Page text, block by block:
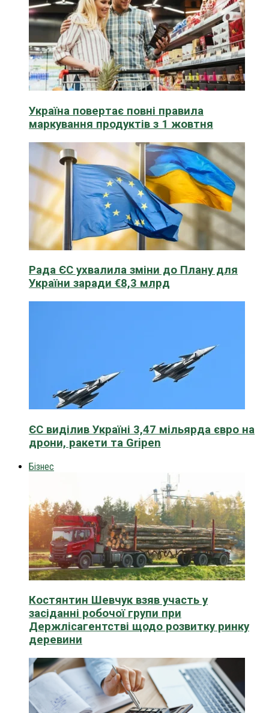
Україна повертає повні правила
маркування продуктів з 1 жовтня
Рада ЄС ухвалила зміни до Плану для
України заради €8,3 млрд
ЄС виділив Україні 3,47 мільярда євро на
дрони, ракети та Gripen
Бізнес
Костянтин Шевчук взяв участь у
засіданні робочої групи при
Держлісагентстві щодо розвитку ринку
деревини